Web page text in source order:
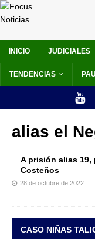
INICIO JUDICIALES
TENDENCIAS
alias el
A prisión alias
Costeños
28 de octubre de 2022
CASO NIÑAS